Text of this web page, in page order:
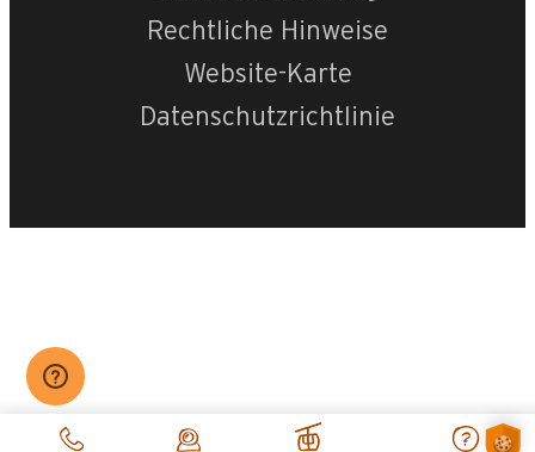
Rechtliche Hinweise
Website-Karte
Datenschutzrichtlinie